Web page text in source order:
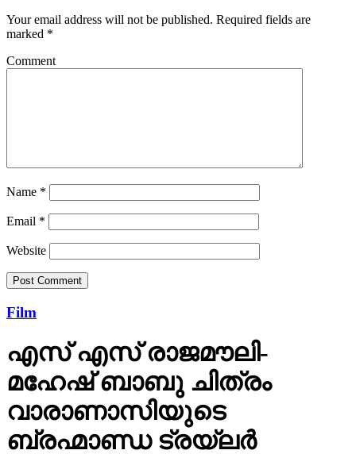
Your email address will not be published. Required fields are
marked *
Comment
Name *
Email *
Website
Film
എസ് എസ് രാജമൗലി-
മഹേഷ് ബാബു ചിത്രം
വാരാണാസിയുടെ
ബ്രഹ്മാണ്ഡ ട്രയ്ലർ